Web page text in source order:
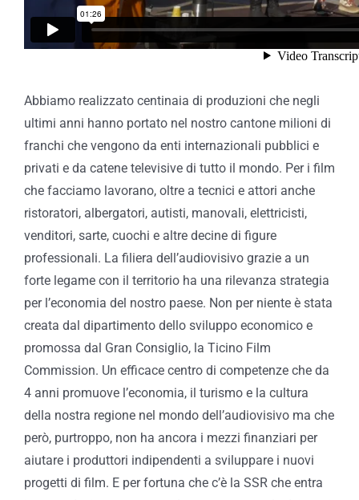
Abbiamo realizzato centinaia di produzioni che negli
ultimi anni hanno portato nel nostro cantone milioni di
franchi che vengono da enti internazionali pubblici e
privati e da catene televisive di tutto il mondo. Per i film
che facciamo lavorano, oltre a tecnici e attori anche
ristoratori, albergatori, autisti, manovali, elettricisti,
venditori, sarte, cuochi e altre decine di figure
professionali. La filiera dell’audiovisivo grazie a un
forte legame con il territorio ha una rilevanza strategia
per l’economia del nostro paese. Non per niente è stata
creata dal dipartimento dello sviluppo economico e
promossa dal Gran Consiglio, la Ticino Film
Commission. Un efficace centro di competenze che da
4 anni promuove l’economia, il turismo e la cultura
della nostra regione nel mondo dell’audiovisivo ma che
però, purtroppo, non ha ancora i mezzi finanziari per
aiutare i produttori indipendenti a sviluppare i nuovi
progetti di film. E per fortuna che c’è la SSR che entra